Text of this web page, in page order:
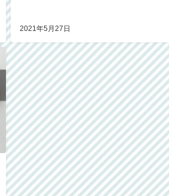
2021年5月27日